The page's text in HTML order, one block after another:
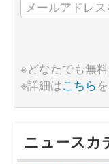
※どなたでも無
※詳細はこちら
ニュースカ